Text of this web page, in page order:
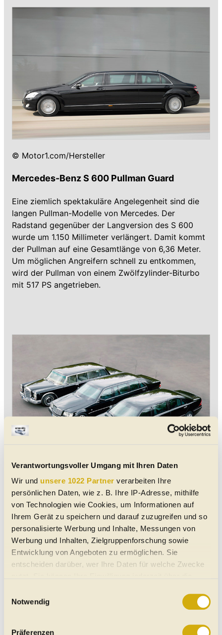
Verantwortungsvoller Umgang mit Ihren Daten
Wir und unsere 1022 Partner verarbeiten Ihre
persönlichen Daten, wie z. B. Ihre IP-Adresse, mithilfe
von Technologien wie Cookies, um Informationen auf
Ihrem Gerät zu speichern und darauf zuzugreifen und so
personalisierte Werbung und Inhalte, Messungen von
Werbung und Inhalten, Zielgruppenforschung sowie
Entwicklung von Angeboten zu ermöglichen. Sie
entscheiden darüber, wer Ihre Daten für welche Zwecke
Trigger Symbol ändern oder widerrufen
Notwendig
Präferenzen
© Motor1.com/Hersteller
Mercedes-Benz S 600 Pullman Guard
Eine ziemlich spektakuläre Angelegenheit sind die
langen Pullman-Modelle von Mercedes. Der
Radstand gegenüber der Langversion des S 600
wurde um 1.150 Millimeter verlängert. Damit kommt
der Pullman auf eine Gesamtlänge von 6,36 Meter.
Um möglichen Angreifern schnell zu entkommen,
wird der Pullman von einem Zwölfzylinder-Biturbo
mit 517 PS angetrieben.
© Motor1.com/Hersteller
Mercedes Pullman Guard
Der S 600 Pullman ist das Flaggschiff unter den
Mercedes-Guard-Modellen. Schon den zwischen
1964 und 1981 gebauten 600 (hinten) gab es mit
Panzerung zu kaufen.